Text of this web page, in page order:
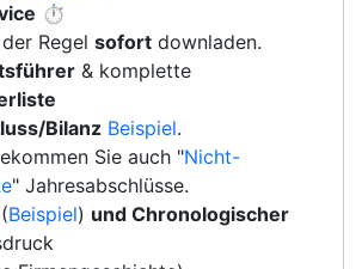
⏱️
Regel sofort downladen.
& komplette
Bilanz Beispiel.
Sie auch "Nicht-
" Jahresabschlüsse.
(Beispiel) und Chronologischer